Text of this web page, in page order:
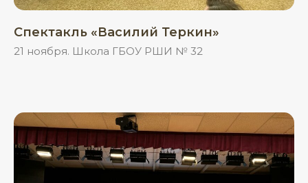
Спектакль «Василий Теркин»
21 ноября. Школа ГБОУ РШИ № 32